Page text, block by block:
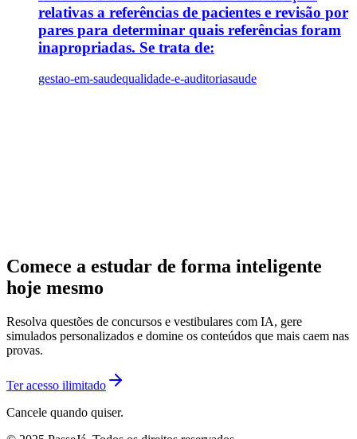
relativas a referências de pacientes e revisão por
pares para determinar quais referências foram
inapropriadas. Se trata de:
gestao-em-saudequalidade-e-auditoriasaude
Comece a estudar de forma inteligente
hoje mesmo
Resolva questões de concursos e vestibulares com IA, gere
simulados personalizados e domine os conteúdos que mais caem nas
provas.
Ter acesso ilimitado
Cancele quando quiser.